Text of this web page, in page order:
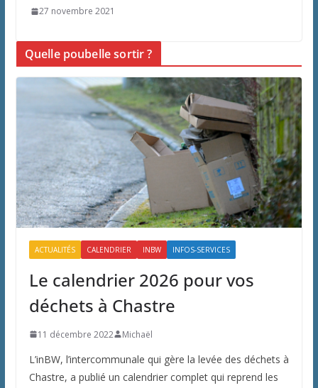
27 novembre 2021
Quelle poubelle sortir ?
ACTUALITÉS CALENDRIER INBW INFOS-SERVICES
Le calendrier 2026 pour vos
déchets à Chastre
11 décembre 2022 Michaël
L’inBW, l’intercommunale qui gère la levée des déchets à
Chastre, a publié un calendrier complet qui reprend les